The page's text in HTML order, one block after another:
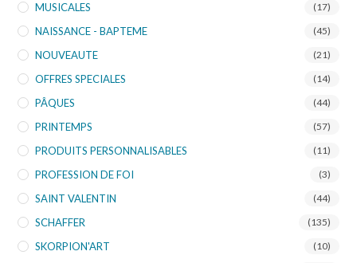
MUSICALES (17)
NAISSANCE - BAPTEME (45)
NOUVEAUTE (21)
OFFRES SPECIALES (14)
PÂQUES (44)
PRINTEMPS (57)
PRODUITS PERSONNALISABLES (11)
PROFESSION DE FOI (3)
SAINT VALENTIN (44)
SCHAFFER (135)
SKORPION'ART (10)